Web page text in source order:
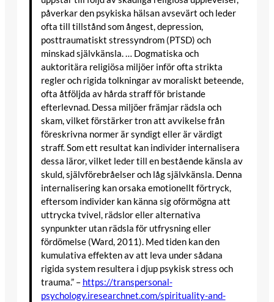
påverkar den psykiska hälsan avsevärt och leder
ofta till tillstånd som ångest, depression,
posttraumatiskt stressyndrom (PTSD) och
minskad självkänsla. … Dogmatiska och
auktoritära religiösa miljöer inför ofta strikta
regler och rigida tolkningar av moraliskt beteende,
ofta åtföljda av hårda straff för bristande
efterlevnad. Dessa miljöer främjar rädsla och
skam, vilket förstärker tron att avvikelse från
föreskrivna normer är syndigt eller är värdigt
straff. Som ett resultat kan individer internalisera
dessa läror, vilket leder till en bestående känsla av
skuld, självförebråelser och låg självkänsla. Denna
internalisering kan orsaka emotionellt förtryck,
eftersom individer kan känna sig oförmögna att
uttrycka tvivel, rädslor eller alternativa
synpunkter utan rädsla för utfrysning eller
fördömelse (Ward, 2011). Med tiden kan den
kumulativa effekten av att leva under sådana
rigida system resultera i djup psykisk stress och
trauma.” – https://transpersonal-
psychology.iresearchnet.com/spirituality-and-